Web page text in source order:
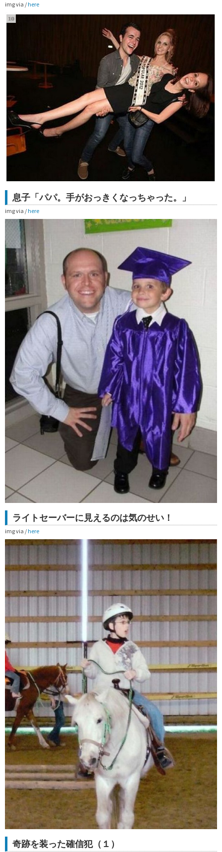
img via / here
息子「パパ。手がおっきくなっちゃった。」
img via / here
ライトセーバーに見えるのは気のせい！
img via / here
奇跡を装った確信犯（１）